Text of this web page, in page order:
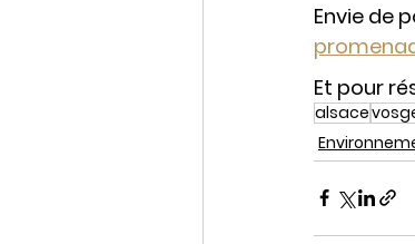
Envie de
Et pour
alsace